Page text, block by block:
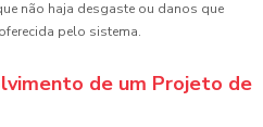
não haja desgaste ou danos que
pelo sistema.
de um Projeto de